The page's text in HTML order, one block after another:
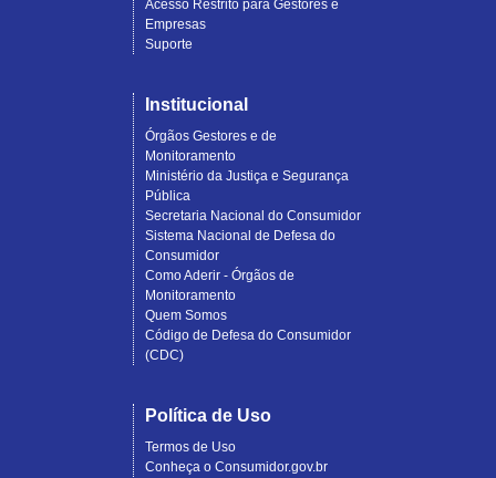
Acesso Restrito para Gestores e
Empresas
Suporte
Institucional
Órgãos Gestores e de
Monitoramento
Ministério da Justiça e Segurança
Pública
Secretaria Nacional do Consumidor
Sistema Nacional de Defesa do
Consumidor
Como Aderir - Órgãos de
Monitoramento
Quem Somos
Código de Defesa do Consumidor
(CDC)
Política de Uso
Termos de Uso
Conheça o Consumidor.gov.br